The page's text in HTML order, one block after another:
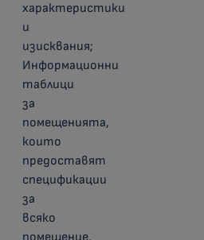
характеристики
и
изисквания;
Информационни
таблици
за
помещенията,
които
предоставят
спецификации
за
всяко